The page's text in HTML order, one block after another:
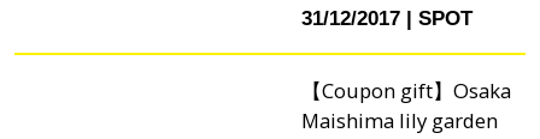
31/12/2017 SPOT
【Coupon gift】Osaka
Maishima lily garden